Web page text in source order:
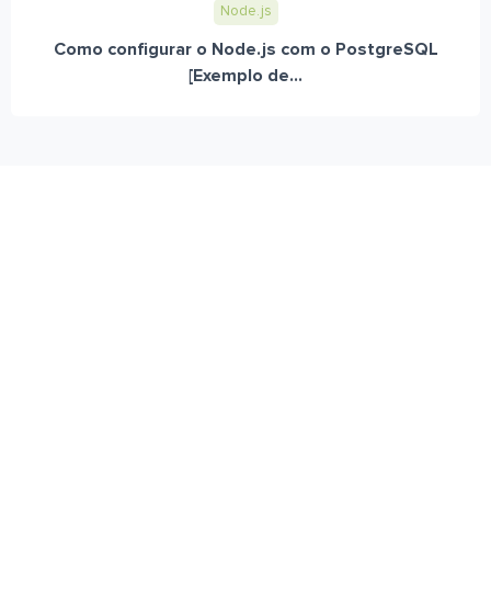
Node.js
Como configurar o Node.js com o PostgreSQL
[Exemplo de...